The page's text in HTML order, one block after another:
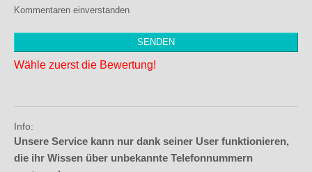
Kommentaren einverstanden
Wähle zuerst die Bewertung!
Info:
Unsere Service kann nur dank seiner User funktionieren,
die ihr Wissen über unbekannte Telefonnummern